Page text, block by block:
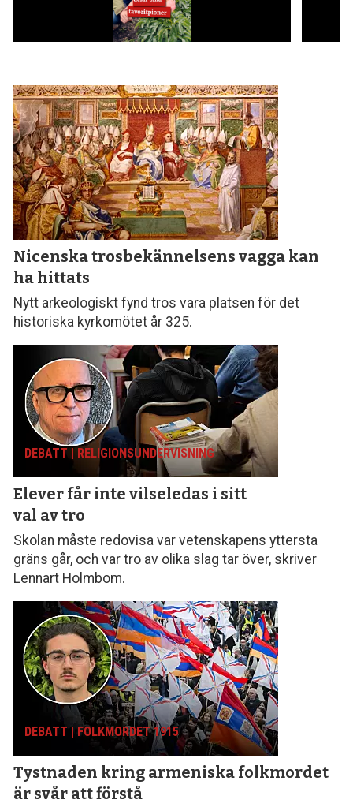
Nicenska tros­bekännelsens vagga kan
ha hittats
Nytt arkeologiskt fynd tros vara platsen för det
historiska kyrkomötet år 325.
DEBATT | RELIGIONS­UNDERVISNING
Elever får inte vilseledas i sitt
val av tro
Skolan måste redovisa var vetenskapens yttersta
gräns går, och var tro av olika slag tar över, skriver
Lennart Holmbom.
DEBATT | FOLKMORDET 1915
Tystnaden kring armeniska folk­mordet
är svår att förstå